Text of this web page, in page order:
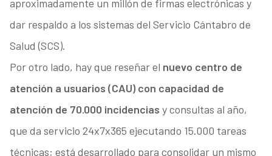
aproximadamente un millón de firmas electrónicas y
dar respaldo a los sistemas del Servicio Cántabro de
Salud (SCS).
Por otro lado, hay que reseñar el nuevo centro de
atención a usuarios (CAU) con capacidad de
atención de 70.000 incidencias y consultas al año,
que da servicio 24x7x365 ejecutando 15.000 tareas
técnicas; está desarrollado para consolidar un mismo